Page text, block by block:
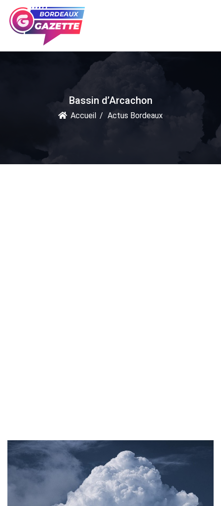
Bassin d’Arcachon
Accueil Actus Bordeaux